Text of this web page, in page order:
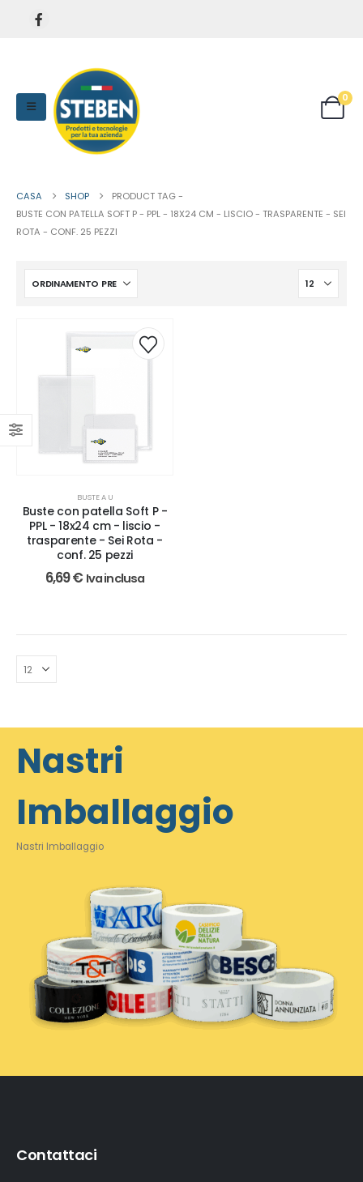
0
CASA SHOP
PRODUCT TAG -
BUSTE CON PATELLA SOFT P - PPL - 18X24 CM - LISCIO - TRASPARENTE - SEI
ROTA - CONF. 25 PEZZI
BUSTE A U
Buste con patella Soft P -
PPL - 18x24 cm - liscio -
trasparente - Sei Rota -
conf. 25 pezzi
6,69€ Iva inclusa
Nastri
Imballaggio
Nastri Imballaggio
Contattaci